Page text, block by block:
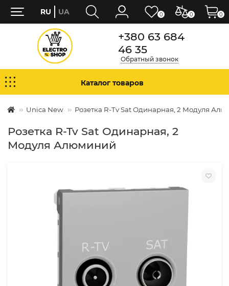
+380 63 684
46 35
Обратный звонок
Каталог товаров
Unica New Розетка R-Tv Sat Одинарная, 2 Модуля
Розетка R-Tv Sat Одинарная, 2
Модуля Алюминий
0 0
RU UA 0